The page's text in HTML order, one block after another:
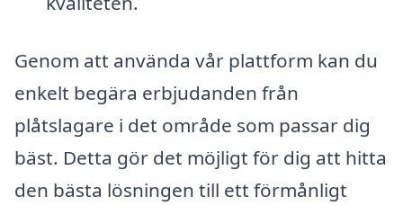
Genom att använda vår plattform kan du
enkelt begära erbjudanden från
plåtslagare i det område som passar dig
bäst. Detta gör det möjligt för dig att hitta
den bästa lösningen till ett förmånligt